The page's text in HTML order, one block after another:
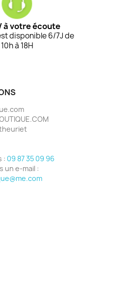
à votre écoute
disponible 6/7J de
10h à 18H
: 09 87 35 09 96
un e-mail :